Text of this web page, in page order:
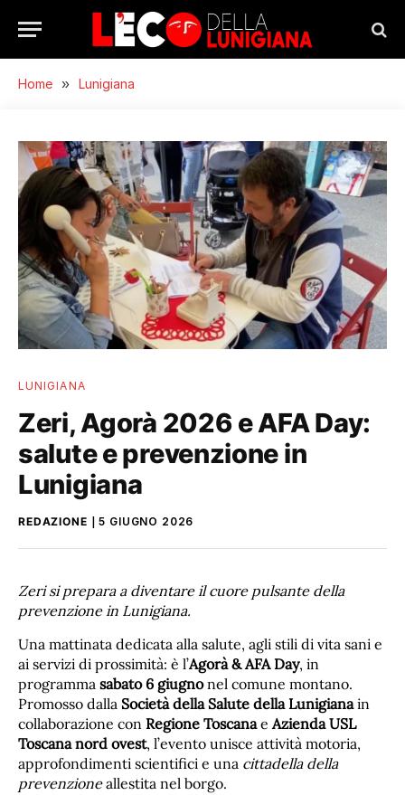
Home » Lunigiana
LUNIGIANA
Zeri, Agorà 2026 e AFA Day:
salute e prevenzione in
Lunigiana
REDAZIONE 5 GIUGNO 2026
Zeri si prepara a diventare il cuore pulsante della
prevenzione in Lunigiana.
Una mattinata dedicata alla salute, agli stili di vita sani e
ai servizi di prossimità: è l’Agorà & AFA Day, in
programma sabato 6 giugnonel comune montano.
Promosso dalla Società della Salute della Lunigianain
collaborazione con Regione ToscanaeAzienda USL
Toscana nord ovest, l’evento unisce attività motoria,
approfondimenti scientifici e una cittadella della
prevenzioneallestita nel borgo.